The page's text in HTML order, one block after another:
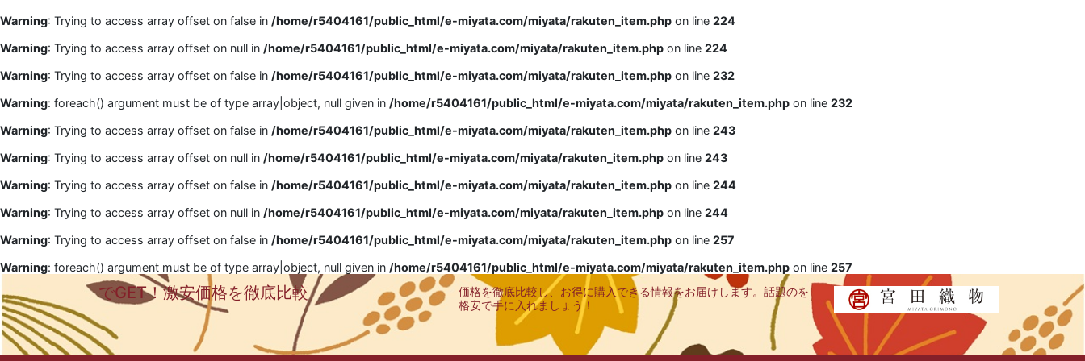
Warning: Trying to access array offset on false in /home/r5404161/public_html/e-miyata.com/miyata/rakuten_item.php on line 224
Warning: Trying to access array offset on null in /home/r5404161/public_html/e-miyata.com/miyata/rakuten_item.php on line 224
Warning: Trying to access array offset on false in /home/r5404161/public_html/e-miyata.com/miyata/rakuten_item.php on line 232
Warning: foreach() argument must be of type array|object, null given in /home/r5404161/public_html/e-miyata.com/miyata/rakuten_item.php on line 232
Warning: Trying to access array offset on false in /home/r5404161/public_html/e-miyata.com/miyata/rakuten_item.php on line 243
Warning: Trying to access array offset on null in /home/r5404161/public_html/e-miyata.com/miyata/rakuten_item.php on line 243
Warning: Trying to access array offset on false in /home/r5404161/public_html/e-miyata.com/miyata/rakuten_item.php on line 244
Warning: Trying to access array offset on null in /home/r5404161/public_html/e-miyata.com/miyata/rakuten_item.php on line 244
Warning: Trying to access array offset on false in /home/r5404161/public_html/e-miyata.com/miyata/rakuten_item.php on line 257
Warning: foreach() argument must be of type array|object, null given in /home/r5404161/public_html/e-miyata.com/miyata/rakuten_item.php on line 257
でGET！激安価格を徹底比較
価格を徹底比較し、お得に購入できる情報をお届けします。話題のを
格安で手に入れましょう！